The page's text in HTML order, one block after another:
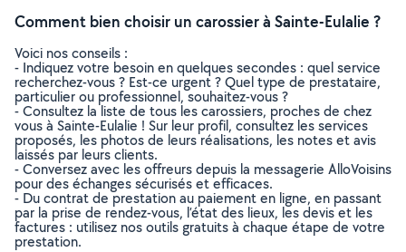
Comment bien choisir un carossier à Sainte-Eulalie ?
Voici nos conseils :
- Indiquez votre besoin en quelques secondes : quel service
recherchez-vous ? Est-ce urgent ? Quel type de prestataire,
particulier ou professionnel, souhaitez-vous ?
- Consultez la liste de tous les carossiers, proches de chez
vous à Sainte-Eulalie ! Sur leur profil, consultez les services
proposés, les photos de leurs réalisations, les notes et avis
laissés par leurs clients.
- Conversez avec les offreurs depuis la messagerie AlloVoisins
pour des échanges sécurisés et efficaces.
- Du contrat de prestation au paiement en ligne, en passant
par la prise de rendez-vous, l’état des lieux, les devis et les
factures : utilisez nos outils gratuits à chaque étape de votre
prestation.